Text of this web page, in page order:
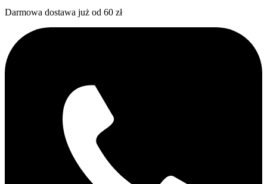
Darmowa dostawa już od 60 zł